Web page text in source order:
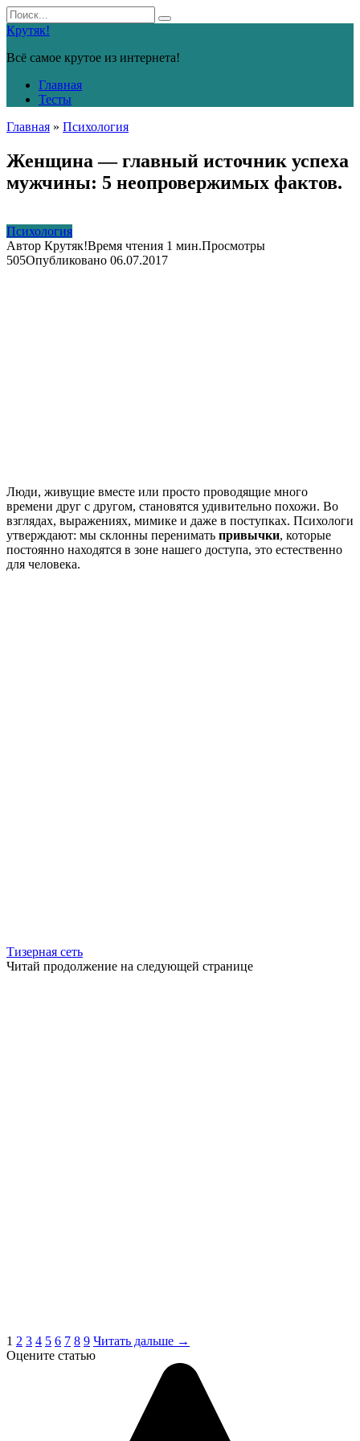
Перейти
к
контенту
Search
for:
Крутяк!
Всё самое крутое из интернета!
Главная
Тесты
Главная » Психология
Женщина — главный источник успеха
мужчины: 5 неопровержимых фактов.
Психология
Автор Крутяк!Время чтения 1 мин.Просмотры
505Опубликовано 06.07.2017
Люди, живущие вместе или просто проводящие много
времени друг с другом, становятся удивительно похожи. Во
взглядах, выражениях, мимике и даже в поступках. Психологи
утверждают: мы склонны перенимать привычки, которые
постоянно находятся в зоне нашего доступа, это естественно
для человека.
Тизерная сеть
Читай продолжение на следующей странице
1 2 3 4 5 6 7 8 9 Читать дальше →
Оцените статью